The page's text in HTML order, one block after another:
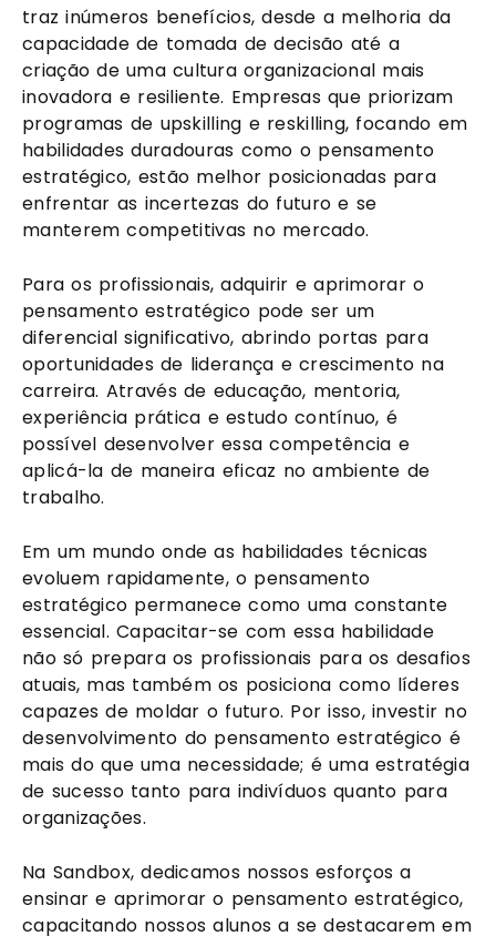
traz inúmeros benefícios, desde a melhoria da
capacidade de tomada de decisão até a
criação de uma cultura organizacional mais
inovadora e resiliente. Empresas que priorizam
programas de upskilling e reskilling, focando em
habilidades duradouras como o pensamento
estratégico, estão melhor posicionadas para
enfrentar as incertezas do futuro e se
manterem competitivas no mercado.
Para os profissionais, adquirir e aprimorar o
pensamento estratégico pode ser um
diferencial significativo, abrindo portas para
oportunidades de liderança e crescimento na
carreira. Através de educação, mentoria,
experiência prática e estudo contínuo, é
possível desenvolver essa competência e
aplicá-la de maneira eficaz no ambiente de
trabalho.
Em um mundo onde as habilidades técnicas
evoluem rapidamente, o pensamento
estratégico permanece como uma constante
essencial. Capacitar-se com essa habilidade
não só prepara os profissionais para os desafios
atuais, mas também os posiciona como líderes
capazes de moldar o futuro. Por isso, investir no
desenvolvimento do pensamento estratégico é
mais do que uma necessidade; é uma estratégia
de sucesso tanto para indivíduos quanto para
organizações.
Na Sandbox, dedicamos nossos esforços a
ensinar e aprimorar o pensamento estratégico,
capacitando nossos alunos a se destacarem em